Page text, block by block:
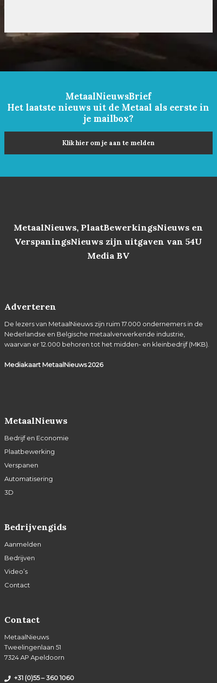
MetaalNieuwsBrief
Het laatste nieuws uit de Metaal als eerste in
je mailbox?
Klik hier om je aan te melden
MetaalNieuws, PlaatBewerkingsNieuws en
VerspaningsNieuws zijn uitgaven van 54U
Media BV
Adverteren
De lezers van MetaalNieuws zijn ruim 17.000 ondernemers in de
Nederlandse en Belgische metaalverwerkende industrie,
waarvan er 12.000 behoren tot het midden- en kleinbedrijf (MKB).
Mediakaart MetaalNieuws2026
MetaalNieuws
Bedrijf en Economie
Plaatbewerking
Verspanen
Automatisering
3D
Bedrijvengids
Aanmelden
Bedrijven
Video’s
Contact
Contact
MetaalNieuws
Tweelingenlaan 51
7324 AP Apeldoorn
+31 (0)55 – 360 1060